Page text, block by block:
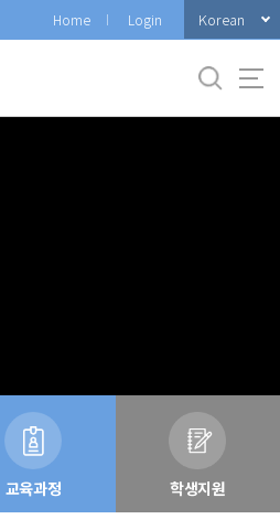
Home Login Korean
교육과정 학생지원